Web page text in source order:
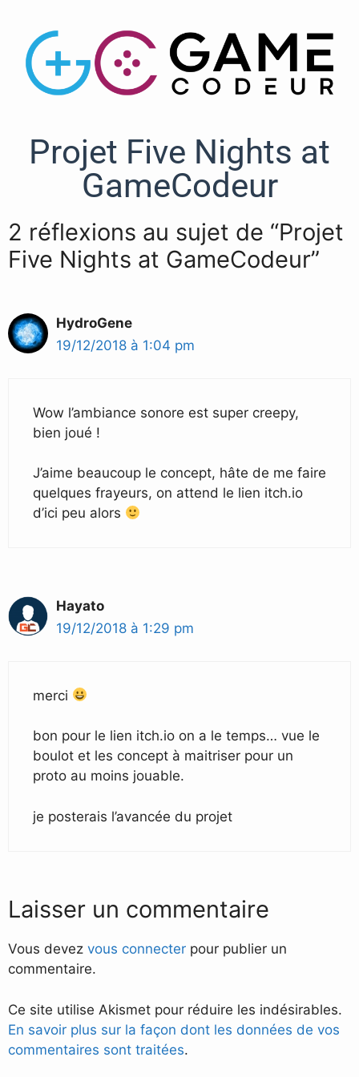
Projet Five Nights at
GameCodeur
2 réflexions au sujet de “Projet
Five Nights at GameCodeur”
HydroGene
19/12/2018 à 1:04 pm
Wow l’ambiance sonore est super creepy,
bien joué !
J’aime beaucoup le concept, hâte de me faire
quelques frayeurs, on attend le lien itch.io
d’ici peu alors
Hayato
19/12/2018 à 1:29 pm
merci
bon pour le lien itch.io on a le temps… vue le
boulot et les concept à maitriser pour un
proto au moins jouable.
je posterais l’avancée du projet
Laisser un commentaire
Vous devez vous connecter pour publier un
commentaire.
Ce site utilise Akismet pour réduire les indésirables.
En savoir plus sur la façon dont les données de vos
commentaires sont traitées.